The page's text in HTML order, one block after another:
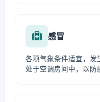
感冒
各项气象条件适宜，发
处于空调房间中，以防